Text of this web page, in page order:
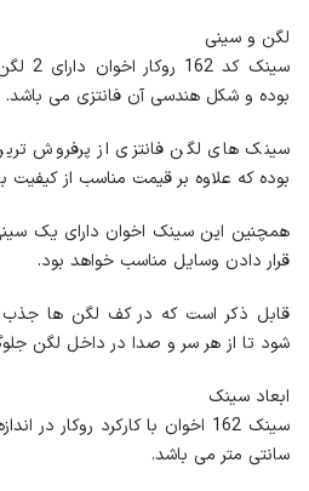
لگن و سینی
بوده و شکل هندسی آن فانتزی می باشد.
سینک های لگن فانتزی از پرفروش
بوده که علاوه بر قیمت مناسب از کیفیت
همچنین این سینک اخوان دارای یک
قرار دادن وسایل مناسب خواهد بود.
قابل ذکر است که در کف لگن ها
شود تا از هر سر و صدا در داخل لگن
ابعاد سینک
سانتی متر می باشد.